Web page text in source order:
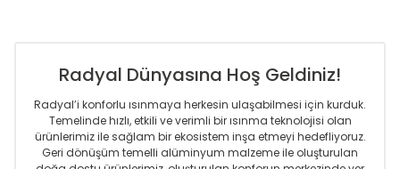
Radyal Dünyasına Hoş Geldiniz!
Radyal’i konforlu ısınmaya herkesin ulaşabilmesi için kurduk.
Temelinde hızlı, etkili ve verimli bir ısınma teknolojisi olan
ürünlerimiz ile sağlam bir ekosistem inşa etmeyi hedefliyoruz.
Geri dönüşüm temelli alüminyum malzeme ile oluşturulan